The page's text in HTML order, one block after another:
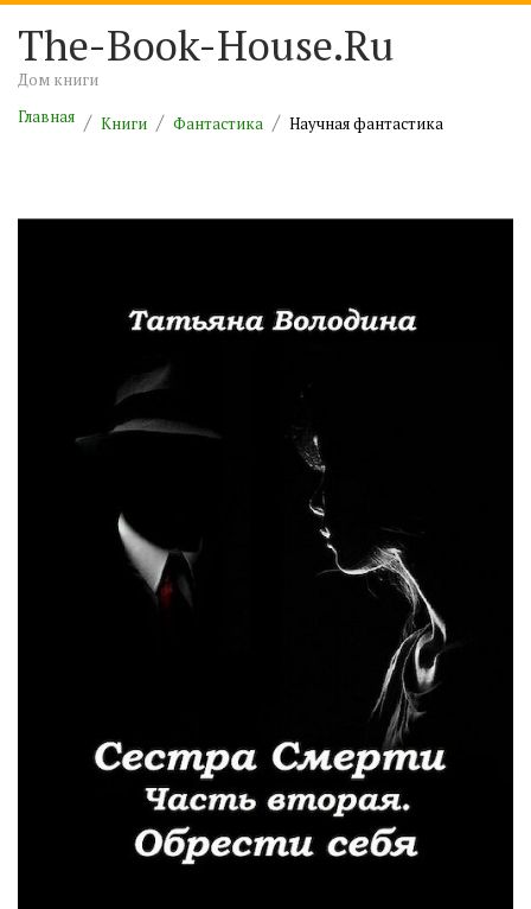
The-Book-House.Ru
Дом книги
Главная
Книги Фантастика Научная фантастика